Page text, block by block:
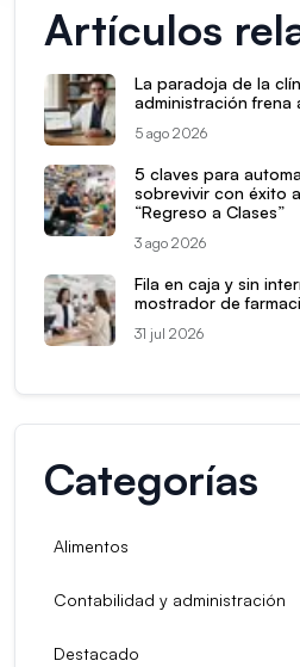
Artículos
La paradoja de la
administración frena
5 ago 2026
5 claves para
sobrevivir con éxito
“Regreso a Clases”
3 ago 2026
Fila en caja y sin
mostrador de
31 jul 2026
Categorías
Alimentos
Contabilidad y administración
Destacado